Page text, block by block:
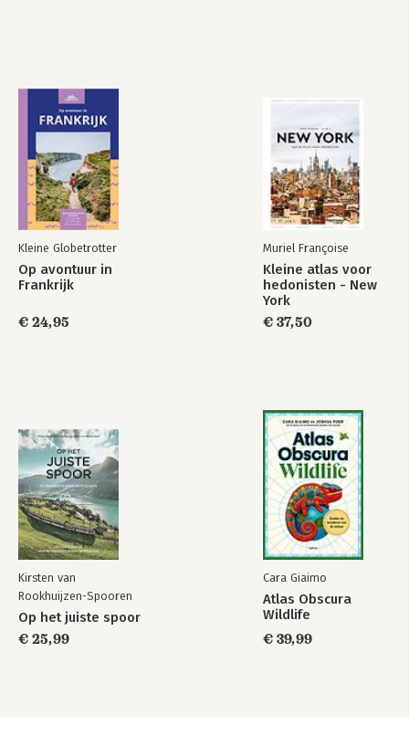
Kleine Globetrotter
Op avontuur in
Frankrijk
€ 24,95
Muriel Françoise
Kleine atlas voor
hedonisten - New
York
€ 37,50
Kirsten van
Rookhuijzen-Spooren
Op het juiste spoor
€ 25,99
Cara Giaimo
Atlas Obscura
Wildlife
€ 39,99